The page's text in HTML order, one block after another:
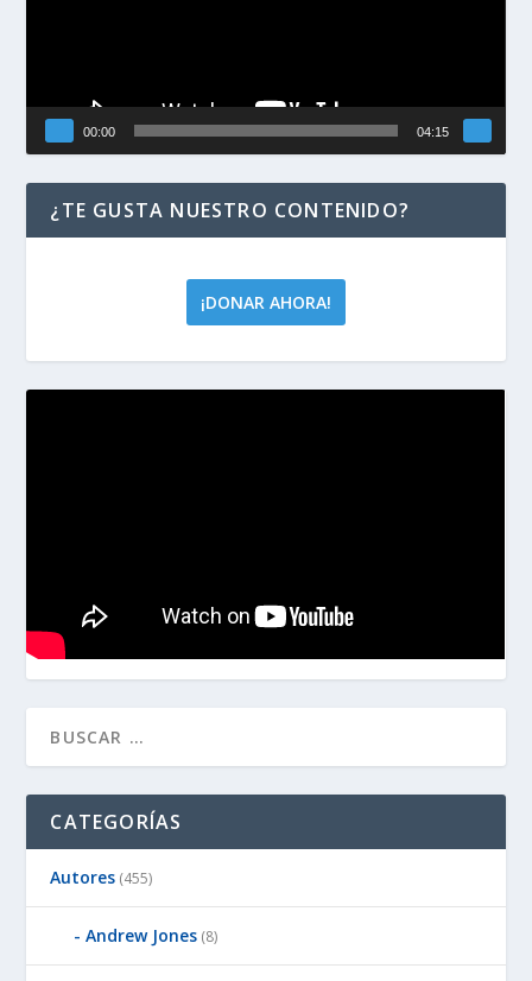
00:00 04:15
¿TE GUSTA NUESTRO CONTENIDO?
¡DONAR AHORA!
CATEGORÍAS
Autores (455)
Andrew Jones (8)